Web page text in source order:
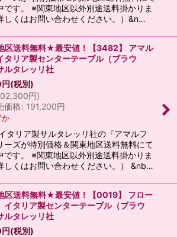
です。 ※関東地区以外別途送料掛かりま
しくはお問い合わせください。）&n…
区送料無料★最安値！【3482】 アマル
リア製センターテーブル（ブラウ
タレッリ社
円(税別)
円)
価格: 191,200円
か
タリア製サルタレッリ社の『アマルフ
ーズが特別価格＆関東地区送料無料にて
です。 ※関東地区以外別途送料掛かりま
しくはお問い合わせください。） &nb…
区送料無料★最安値！【0019】 フロー
タリア製センターテーブル（ブラウ
タレッリ社
円(税別)